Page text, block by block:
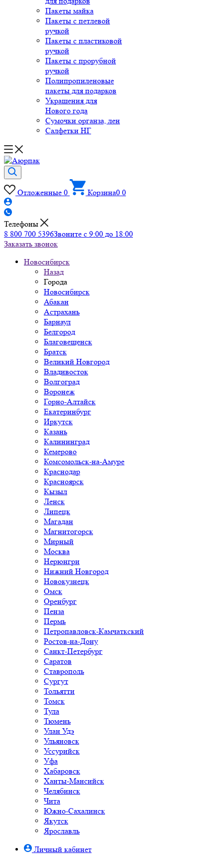
Пакеты майка
Пакеты с петлевой
ручкой
Пакеты с пластиковой
ручкой
Пакеты с прорубной
ручкой
Полипропиленовые
пакеты для подарков
Украшения для
Нового года
Сумочки органза, лен
Салфетки НГ
Отложенные 0 Корзина0 0
Телефоны
8 800 700 5396Звоните с 9:00 до 18:00
Заказать звонок
Новосибирск
Назад
Города
Новосибирск
Абакан
Астрахань
Барнаул
Белгород
Благовещенск
Братск
Великий Новгород
Владивосток
Волгоград
Воронеж
Горно-Алтайск
Екатеринбург
Иркутск
Казань
Калининград
Кемерово
Комсомольск-на-Амуре
Краснодар
Красноярск
Кызыл
Ленск
Липецк
Магадан
Магнитогорск
Мирный
Москва
Нерюнгри
Нижний Новгород
Новокузнецк
Омск
Оренбург
Пенза
Пермь
Петропавловск-Камчаткский
Ростов-на-Дону
Санкт-Петербург
Саратов
Ставрополь
Сургут
Тольятти
Томск
Тула
Тюмень
Улан Удэ
Ульяновск
Уссурийск
Уфа
Хабаровск
Ханты-Мансийск
Челябинск
Чита
Южно-Cахалинск
Якутск
Ярославль
Личный кабинет